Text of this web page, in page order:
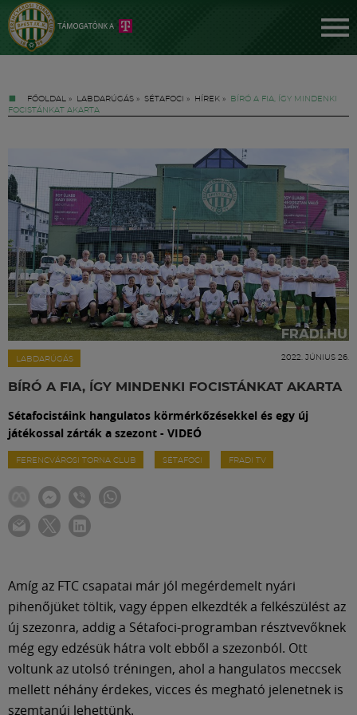
FŐOLDAL » LABDARÚGÁS » SÉTAFOCI » HÍREK »
BÍRÓ A FIA, ÍGY MINDENKI
FOCISTÁNKAT AKARTA
LABDARÚGÁS 2022. JÚNIUS 26.
BÍRÓ A FIA, ÍGY MINDENKI FOCISTÁNKAT AKARTA
Sétafocistáink hangulatos körmérkőzésekkel és egy új
játékossal zárták a szezont - VIDEÓ
FERENCVÁROSI TORNA CLUB SÉTAFOCI FRADI TV
Amíg az FTC csapatai már jól megérdemelt nyári
pihenőjüket töltik, vagy éppen elkezdték a felkészülést az
új szezonra, addig a Sétafoci-programban résztvevőknek
még egy edzésük hátra volt ebből a szezonból. Ott
voltunk az utolsó tréningen, ahol a hangulatos meccsek
mellett néhány érdekes, vicces és megható jelenetnek is
szemtanúi lehettünk.
Jegyek
FM YouTube +
Hírek
Labdarúgás
Szakosztályok
Meccscenter
Klub
Shop
Közösség